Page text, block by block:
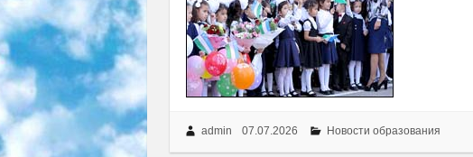
admin 07.07.2026 Новости образования